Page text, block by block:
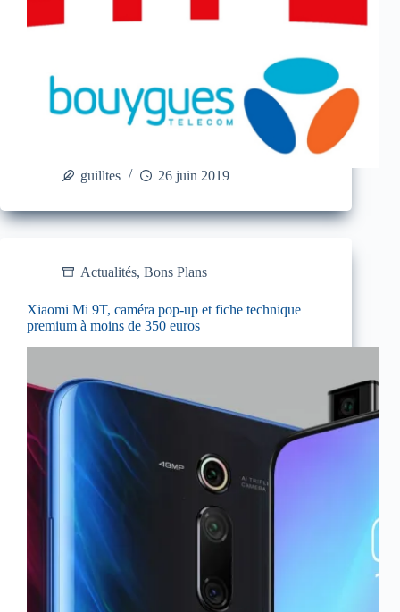
guilltes 26 juin 2019
Actualités, Bons Plans
Xiaomi Mi 9T, caméra pop-up et fiche technique
premium à moins de 350 euros